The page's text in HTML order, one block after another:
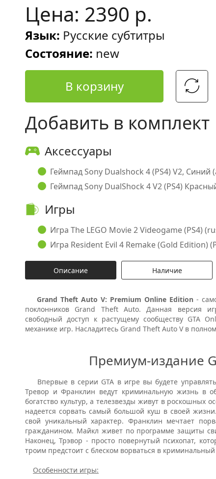
Цена: 2390 р.
Язык: Русские субтитры
Состояние: new
В корзину
Добавить в комплект
Аксессуары
Геймпад Sony Dualshock 4 (PS4) V2, Синий
Геймпад Sony DualShock 4 V2 (PS4)
Игры
Игра The LEGO Movie 2 Videogame (PS4)
Игра Resident Evil 4 Remake (Gold Edition)
Описание Наличие
Grand Theft Auto V: Premium Online Edition -
поклонников Grand Theft Auto. Данная версия
свободный доступ к растущему сообществу GTA
механике игр. Насладитесь Grand Theft Auto V в
Премиум-издание
Впервые в серии GTA в игре вы будете
Тревор и Франклин ведут криминальную жизнь в
богатство культур, а телезвезды живут в роскошных
надеется сорвать самый большой куш в своей
свой уникальный характер. Франклин мечтает
гражданином. Майкл живет по программе защиты
Наконец, Трэвор - просто повернутый психопат,
троим предстоит с блеском ворваться в
Особенности игры: